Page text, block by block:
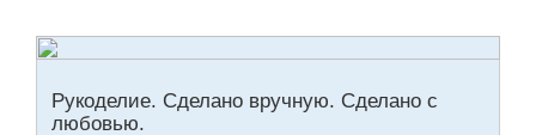
Рукоделие. Сделано вручную. Сделано с
любовью.